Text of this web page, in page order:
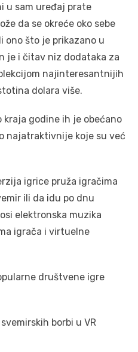
u sam uređaj prate
da se okreće oko sebe
ono što je prikazano u
je i čitav niz dodataka za
najinteresantnijih
dolara više.
kraja godine ih je obećano
najatraktivnije koje su već
igrice pruža igračima
ili da idu po dnu
elektronska muzika
igrača i virtuelne
društvene igre
borbi u VR